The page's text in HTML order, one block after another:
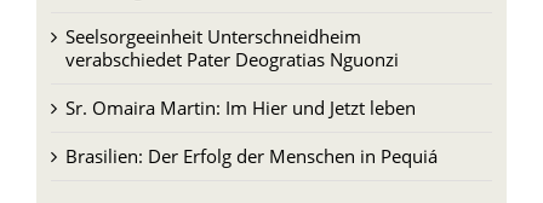
Sr. Omaira Martin: Im Hier und Jetzt leben
Brasilien: Der Erfolg der Menschen in Pequiá